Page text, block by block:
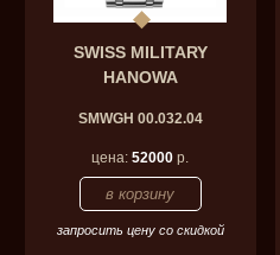
SWISS MILITARY
HANOWA
SMWGH 00.032.04
цена:52000 р.
запросить цену со скидкой